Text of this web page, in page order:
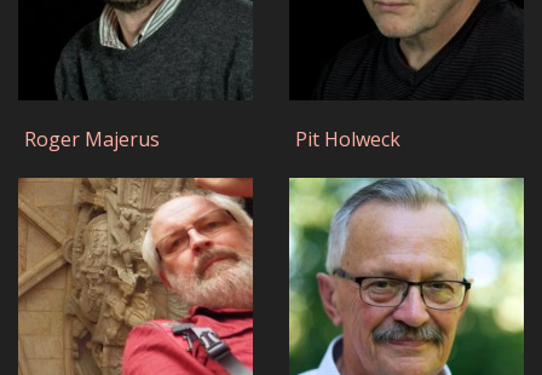
Roger Majerus Pit Holweck